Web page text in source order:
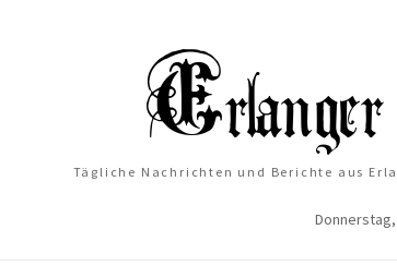
Tägliche Nachrichten und Berichte aus
Donnerstag,